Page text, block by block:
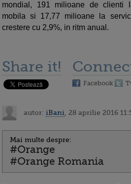
mondial, 191 milioane de clienti
mobila si 17,77 milioane la
crestere cu 2,9%, in ritm anual.
Share it!
Facebook
autor: iBani , 28 aprilie 2016
Mai multe despre:
#Orange
#Orange Romania